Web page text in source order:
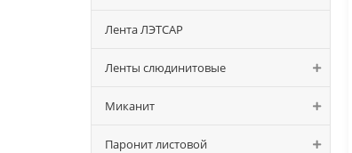
Лента ЛЭТСАР
Ленты слюдинитовые
Миканит
Паронит листовой